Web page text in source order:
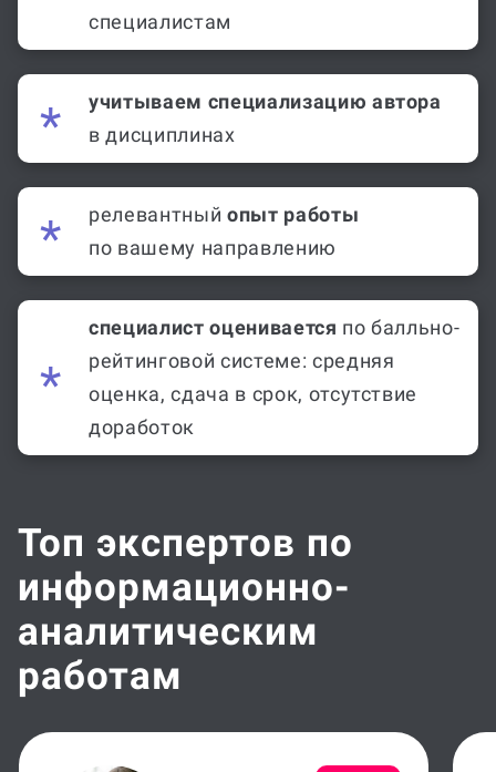
специалистам
учитываем специализацию автора
в дисциплинах
релевантный опыт работы
по вашему направлению
специалист оценивается по балльно-
рейтинговой системе: средняя
оценка, сдача в срок, отсутствие
доработок
Топ экспертов по
информационно-
аналитическим
работам